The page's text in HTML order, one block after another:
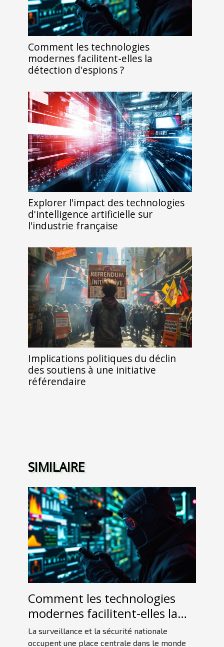
Comment les technologies
modernes facilitent-elles la
détection d'espions ?
Explorer l'impact des technologies
d'intelligence artificielle sur
l'industrie française
Implications politiques du déclin
des soutiens à une initiative
référendaire
SIMILAIRE
Comment les technologies
modernes facilitent-elles la
détection d'espions ?
La surveillance et la sécurité nationale
occupent une place centrale dans le monde